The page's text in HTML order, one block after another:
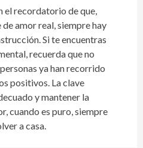
el recordatorio de que,
amor real, siempre hay
Si te encuentras
recuerda que no
ya han recorrido
positivos. La clave
y mantener la
cuando es puro, siempre
a casa.